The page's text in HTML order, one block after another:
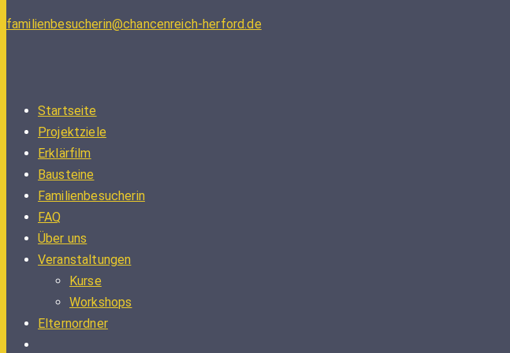
familienbesucherin@chancenreich-herford.de
Startseite
Projektziele
Erklärfilm
Bausteine
Familienbesucherin
FAQ
Über uns
Veranstaltungen
Kurse
Workshops
Elternordner